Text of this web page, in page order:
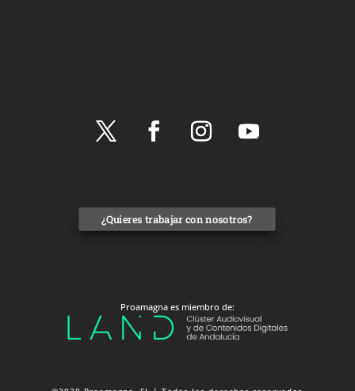
¿Quieres trabajar con nosotros?
Proamagna es miembro de: